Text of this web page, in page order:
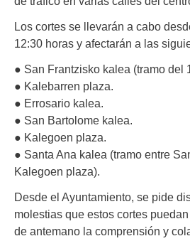
Los cortes se llevarán a cabo
12:30 horas y afectarán a las
● San Frantzisko kalea (tramo del
● Kalebarren plaza.
● Errosario kalea.
● San Bartolome kalea.
● Kalegoen plaza.
● Santa Ana kalea (tramo entre
Kalegoen plaza).
Desde el Ayuntamiento, se pide
molestias que estos cortes
de antemano la comprensión y